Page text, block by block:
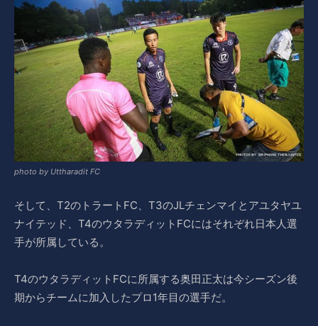
photo by Uttharadit FC
そして、T2のトラートFC、T3のJLチェンマイとアユタヤユ
ナイテッド、T4のウタラディットFCにはそれぞれ日本人選
手が所属している。
T4のウタラディットFCに所属する奥田正太は今シーズン後
期からチームに加入したプロ1年目の選手だ。